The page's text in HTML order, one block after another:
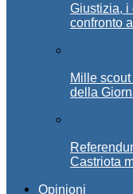
Giustizia, i
confronto
Mille
della
Castriota
Opinioni